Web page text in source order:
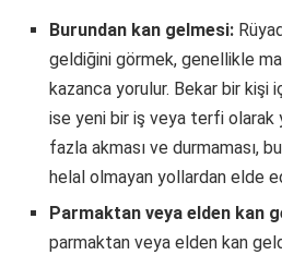
Burundan kan gelmesi:
geldiğini görmek, genellikle
kazanca yorulur. Bekar bir kişi
ise yeni bir iş veya terfi olarak
fazla akması ve durmaması,
helal olmayan yollardan elde
Parmaktan veya elden kan
parmaktan veya elden kan